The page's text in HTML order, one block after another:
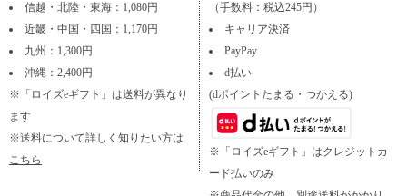
信越・北陸・東海：1,080円
近畿・中国・四国：1,170円
九州：1,300円
沖縄：2,400円
※「ロイズeギフト」は送料が異なり
ます
※送料について詳しく知りたい方は
こちら
（手数料：税込245円）
キャリア決済
PayPay
d払い
(dポイントたまる・つかえる)
※「ロイズeギフト」はクレジットカ
ード払いのみ